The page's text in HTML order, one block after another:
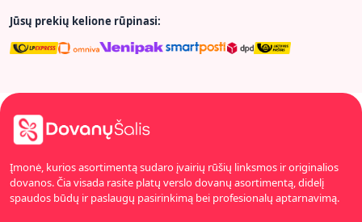
Jūsų prekių kelione rūpinasi:
Įmonė, kurios asortimentą sudaro įvairių rūšių linksmos ir originalios
dovanos. Čia visada rasite platų verslo dovanų asortimentą, didelį
spaudos būdų ir paslaugų pasirinkimą bei profesionalų aptarnavimą.